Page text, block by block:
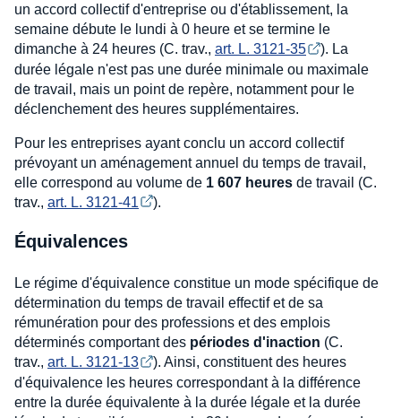
un accord collectif d'entreprise ou d'établissement, la
semaine débute le lundi à 0 heure et se termine le
dimanche à 24 heures (C. trav., art. L. 3121-35
). La
durée légale n'est pas une durée minimale ou maximale
de travail, mais un point de repère, notamment pour le
déclenchement des heures supplémentaires.
Pour les entreprises ayant conclu un accord collectif
prévoyant un aménagement annuel du temps de travail,
elle correspond au volume de 1 607 heures de travail (C.
trav., art. L. 3121-41 ).
Équivalences
Le régime d'équivalence constitue un mode spécifique de
détermination du temps de travail effectif et de sa
rémunération pour des professions et des emplois
déterminés comportant des périodes d'inaction (C.
trav., art. L. 3121-13
). Ainsi, constituent des heures
d'équivalence les heures correspondant à la différence
entre la durée équivalente à la durée légale et la durée